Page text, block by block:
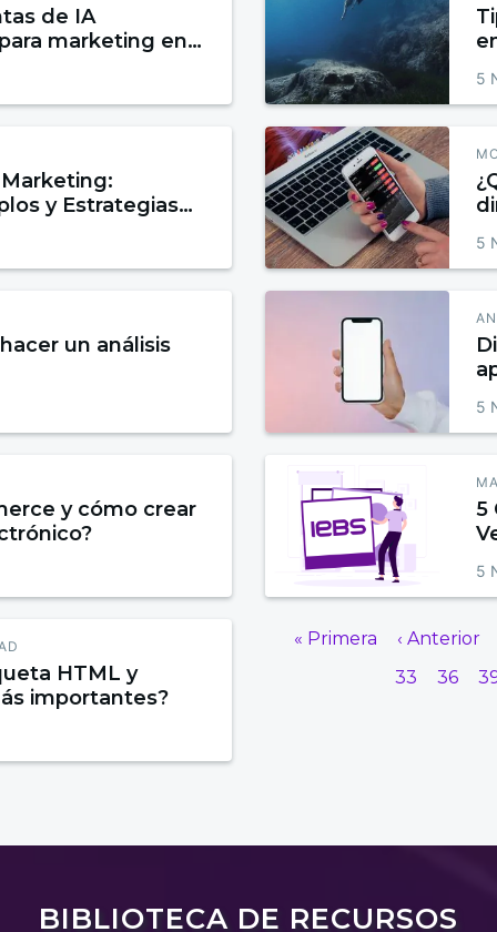
de IA
marketing en
y Estrategias
un análisis
y cómo crear
HTML y
importantes?
5
5
5
5
5
« Primera
‹ Anterior
33
36
BIBLIOTECA DE RECURSOS